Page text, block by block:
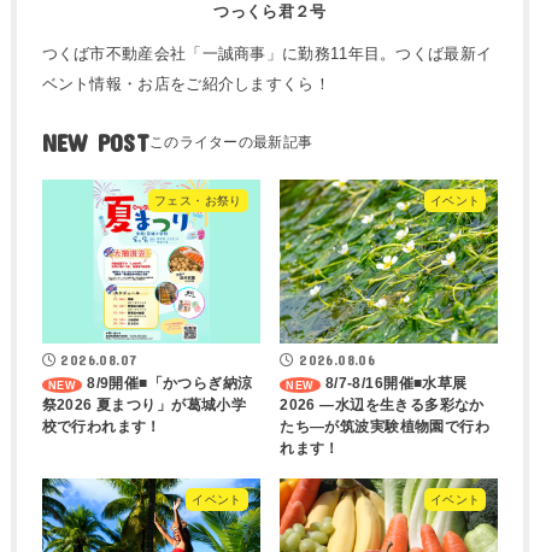
つっくら君２号
つくば市不動産会社「一誠商事」に勤務11年目。つくば最新イ
ベント情報・お店をご紹介しますくら！
NEW POST
フェス・お祭り
2026.08.07
8/9開催■「かつらぎ納涼
祭2026 夏まつり」が葛城小学
校で行われます！
イベント
2026.08.06
8/7-8/16開催■水草展
2026 ―水辺を生きる多彩なか
たち―が筑波実験植物園で行わ
れます！
イベント イベント